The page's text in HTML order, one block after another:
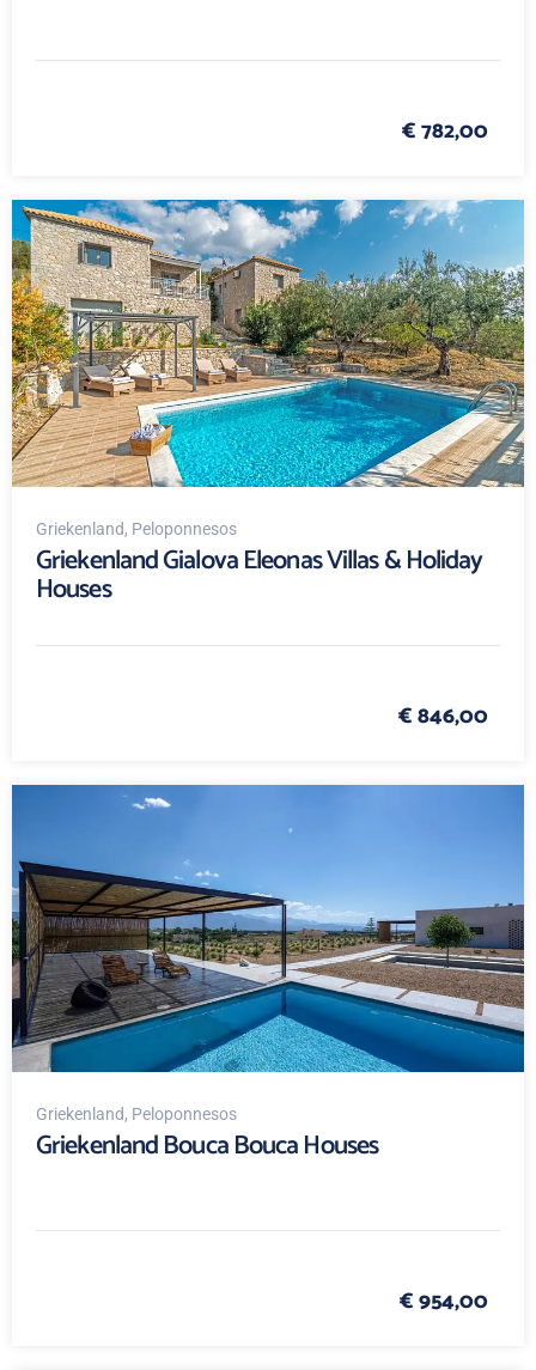
€ 782,00
Griekenland, Peloponnesos
Griekenland Gialova Eleonas Villas & Holiday
Houses
€ 846,00
Griekenland, Peloponnesos
Griekenland Bouca Bouca Houses
€ 954,00